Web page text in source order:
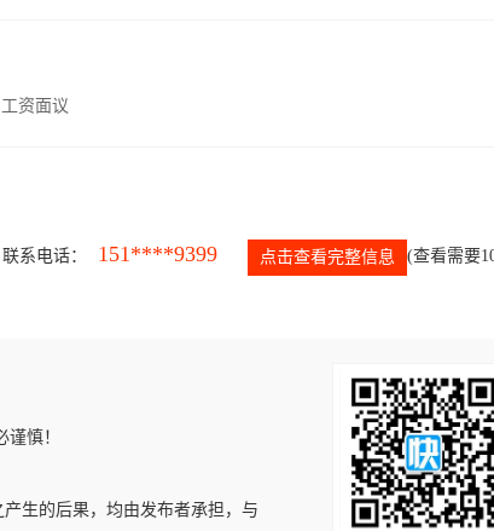
资面议
联系电话： 151****9399 点击查看完整信息 (查看需要
慎！
生的后果，均由发布者承担，与